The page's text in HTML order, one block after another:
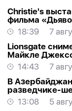
Christie's
фильма
18:39
7
Lionsgate
Майкле
14:43
7
В
разведчике-
13:08
5